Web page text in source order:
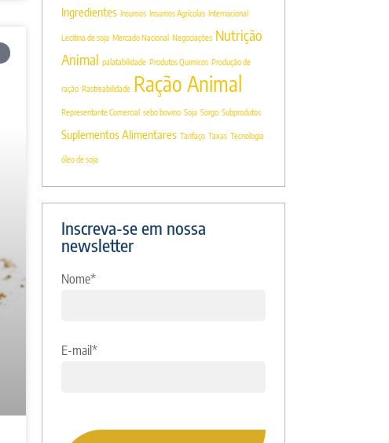
Ingredientes Insumos Insumos Agrícolas Internacional
Lecitina de soja Mercado Nacional Negociações Nutrição
Animal palatabilidade Produtos Quimicos Produção de
ração Rastreabilidade Ração Animal
Representante Comercial sebo bovino Soja Sorgo Subprodutos
Suplementos Alimentares Tarifaço Taxas Tecnologia
óleo de soja
Inscreva-se em nossa
newsletter
Nome*
E-mail*